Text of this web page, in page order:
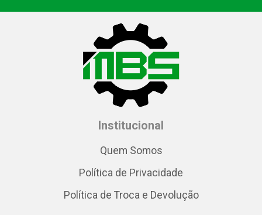
Institucional
Quem Somos
Política de Privacidade
Política de Troca e Devolução